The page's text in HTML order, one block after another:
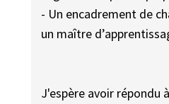
- Un encadrement de
un maître
J'espère avoir répondu